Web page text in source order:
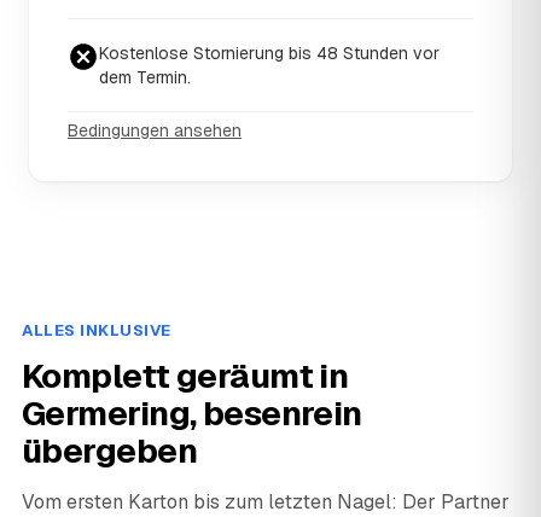
Kostenlose Stornierung bis 48 Stunden vor
dem Termin.
Bedingungen ansehen
ALLES INKLUSIVE
Komplett geräumt in
Germering, besenrein
übergeben
Vom ersten Karton bis zum letzten Nagel: Der Partner